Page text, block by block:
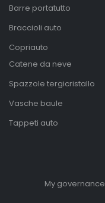
Barre portatutto
Braccioli auto
Copriauto
Catene da neve
Spazzole tergicristallo
Vasche baule
Tappeti auto
My governance